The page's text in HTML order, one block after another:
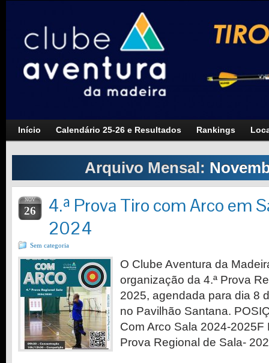
Início Calendário 25-26 e Resultados Rankings
Arquivo Mensal:
NOV
26
4.ª Prova Tiro com Arco em
2024
Sem categoria
O Clube Aventura da
organização da 4.ª Prova
2025, agendada para dia 8
no Pavilhão Santana.
Com Arco Sala 2024-2025F
Prova Regional de Sala-